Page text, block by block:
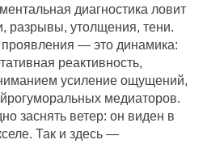
диагностика ловит
разрывы, утолщения, тени.
— это динамика:
реактивность,
усиление ощущений,
медиаторов.
заснять ветер: он виден в
Так и здесь —